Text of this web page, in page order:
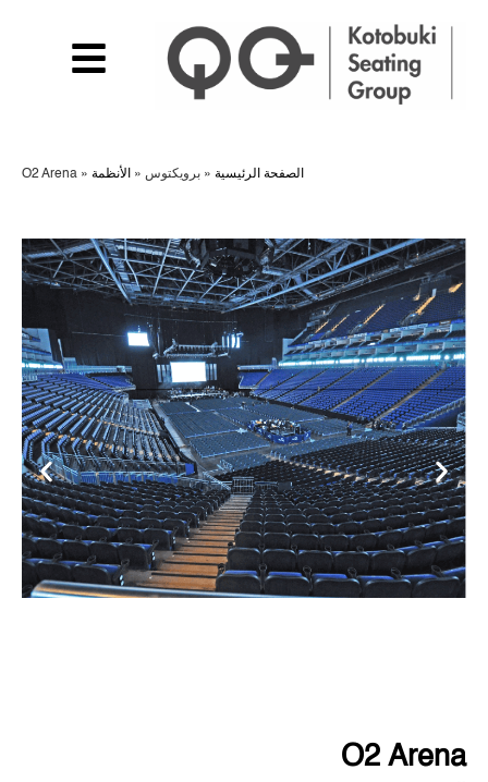
الصفحة الرئيسية » برويكتوس » الأنظمة »
O2 Arena
O2 Arena